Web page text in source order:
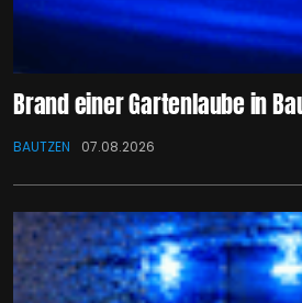
Brand einer Gartenlaube in
BAUTZEN 07.08.2026